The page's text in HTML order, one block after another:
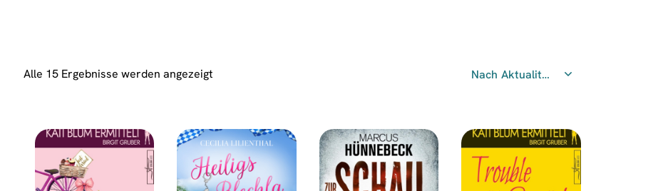
Alle 15 Ergebnisse werden angezeigt